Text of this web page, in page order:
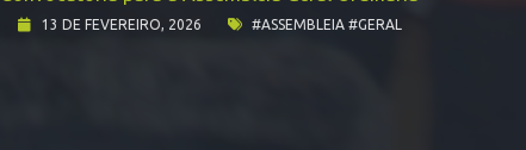
13 DE FEVEREIRO, 2026 #ASSEMBLEIA #GERAL